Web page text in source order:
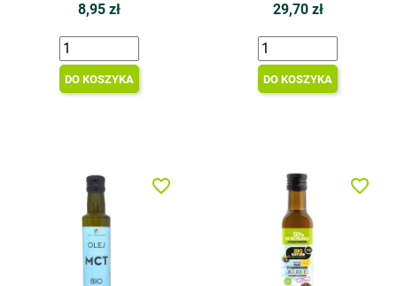
8,95 zł
DO KOSZYKA
29,70 zł
DO KOSZYKA
favorite_border favorite_border